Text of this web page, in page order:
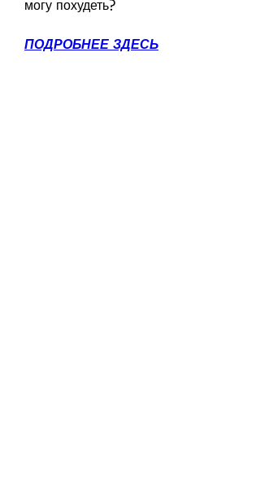
могу похудеть?
ПОДРОБНЕЕ ЗДЕСЬ